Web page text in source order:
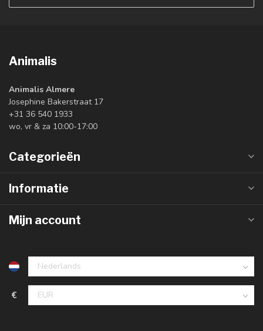
Animalis
Animalis Almere
Josephine Bakerstraat 17
+31 36 540 1933
wo, vr & za 10:00-17:00
Categorieën
Informatie
Mijn account
€